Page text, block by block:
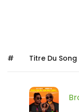
# Titre Du Song